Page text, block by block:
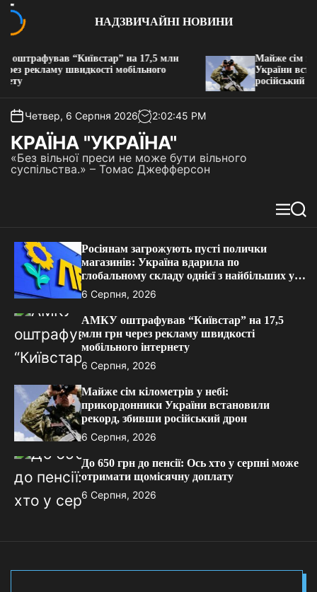
НАДЗВИЧАЙНІ НОВИНИ
“Київстар” на 17,5 млн
рекламу швидкості мобільного
Майже сім
України
російський дрон
Четвер, 6 Серпня 2026 2:02:45 PM
КРАЇНА "УКРАЇНА"
«Без вільної преси не може бути вільного
суспільства.» – Томас Джефферсон
МП
Росіянам загрожують пусті полички
магазинів: Україна вдарила по
глобальному складу однієї з найбільших у
РФ мереж супермаркетів
6 Серпня, 2026
АМКУ оштрафував “Київстар” на 17,5
млн грн через рекламу швидкості
мобільного інтернету
6 Серпня, 2026
Майже сім кілометрів у небі:
прикордонники України встановили
рекорд, збивши російський дрон
6 Серпня, 2026
До 650 грн до пенсії: Ось хто у серпні може
отримати щомісячну доплату
6 Серпня, 2026